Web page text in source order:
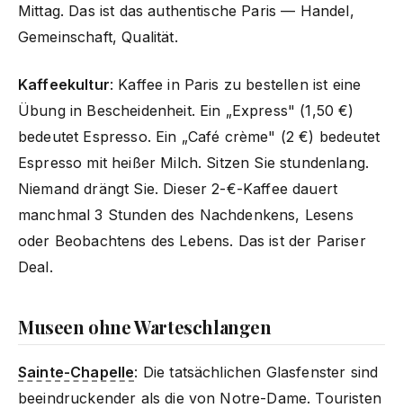
Mittag. Das ist das authentische Paris — Handel,
Gemeinschaft, Qualität.
Kaffeekultur: Kaffee in Paris zu bestellen ist eine
Übung in Bescheidenheit. Ein „Express" (1,50 €)
bedeutet Espresso. Ein „Café crème" (2 €) bedeutet
Espresso mit heißer Milch. Sitzen Sie stundenlang.
Niemand drängt Sie. Dieser 2-€-Kaffee dauert
manchmal 3 Stunden des Nachdenkens, Lesens
oder Beobachtens des Lebens. Das ist der Pariser
Deal.
Museen ohne Warteschlangen
Sainte-Chapelle: Die tatsächlichen Glasfenster sind
beeindruckender als die von Notre-Dame. Touristen